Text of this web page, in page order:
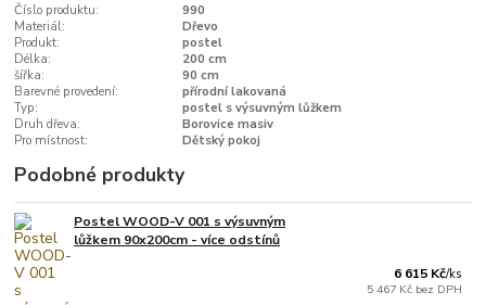
Číslo produktu:
990
Materiál:
Dřevo
Produkt:
postel
Délka:
200 cm
šířka:
90 cm
Barevné provedení:
přírodní lakovaná
Typ:
postel s výsuvným lůžkem
Druh dřeva:
Borovice masiv
Pro místnost:
Dětský pokoj
Podobné produkty
Postel WOOD-V 001 s výsuvným
lůžkem 90x200cm - více odstínů
6 615 Kč/ks
5 467 Kč bez DPH